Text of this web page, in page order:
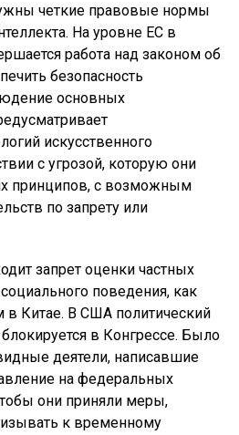
четкие правовые нормы
На уровне ЕС в
работа над законом об
безопасность
основных
искусственного
с угрозой, которую они
принципов, с возможным
по запрету или
запрет оценки частных
поведения, как
Китае. В США политический
в Конгрессе. Было
деятели, написавшие
на федеральных
они приняли меры,
к временному